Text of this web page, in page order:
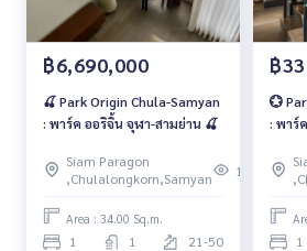
฿6,690,000
🍒 Park Origin Chula-Samyan
: พาร์ค ออริจิ้น จุฬา-สามย่าน 🍒
Siam Paragon
,Chulalongkorn,Samyan
140
Area : 34.00 Sq.m.
1 1 21-50
฿
💮
: พาร์
1